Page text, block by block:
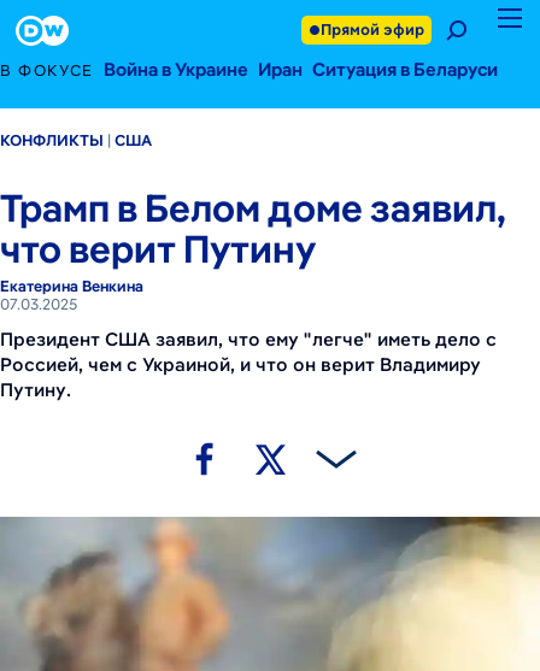
В ФОКУСЕ Война в Украине Иран Ситуация в Беларуси
Прямой эфир
КОНФЛИКТЫ США
Трамп в Белом доме заявил,
что верит Путину
Екатерина Венкина
07.03.2025
Президент США заявил, что ему "легче" иметь дело с
Россией, чем с Украиной, и что он верит Владимиру
Путину.
Footer